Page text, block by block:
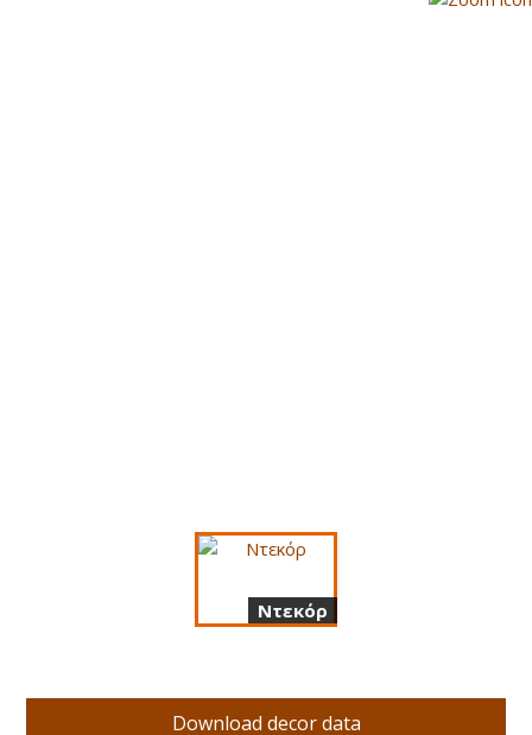
Ντεκόρ
Download decor data